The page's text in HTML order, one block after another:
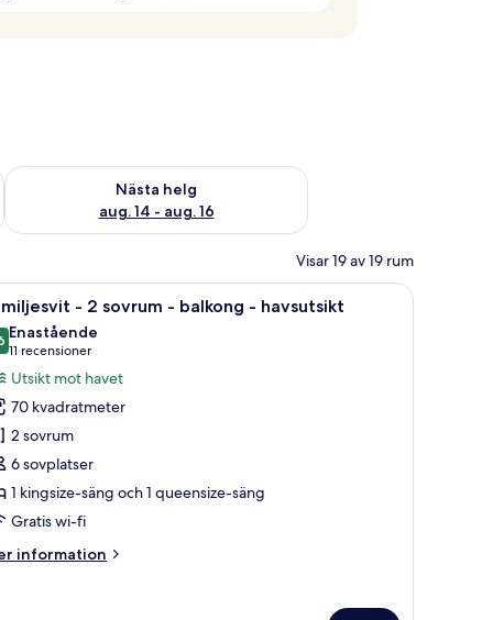
aug. 7 - aug. 9
Nästa helg
aug. 14 - aug. 16
Kontrollera tillgängligheten för nästa helg aug. 14 - aug. 16
Visar 19 av 19 rum
stor spegel.en stol och utsikt över havet.Ett modernt hotellrum med en stor säng,
9 - 2 sovrum - balkong - havsutsikt
av 10
Enastående
11 recensioner
(11 recensioner)
Utsikt mot havet
70 kvadratmeter
2 sovrum
6 sovplatser
1 kingsize-säng och 1 queensize-säng
Gratis wi-fi
information